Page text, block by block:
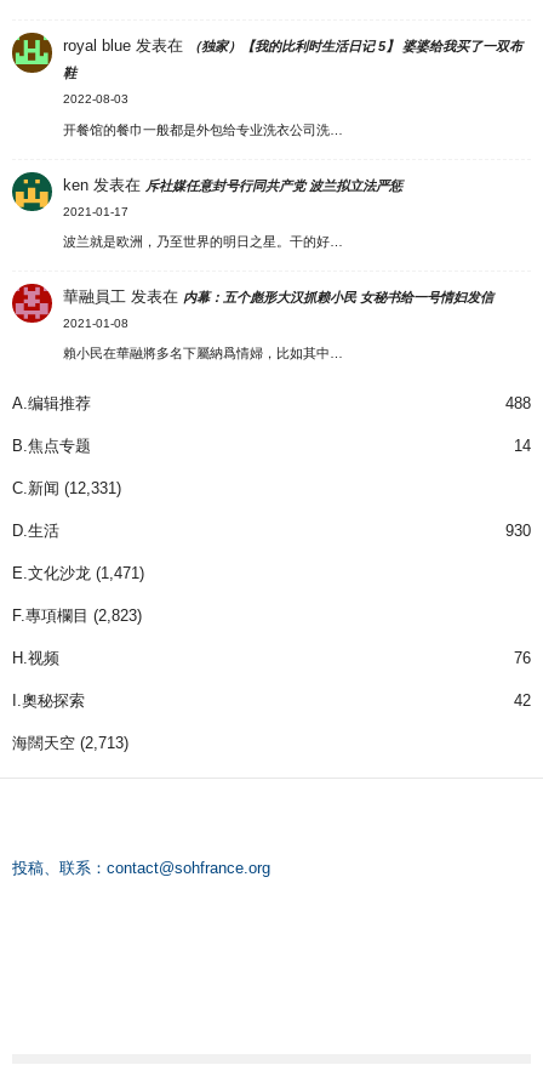
royal blue 发表在
（独家）【我的比利时生活日记 5】 婆婆给我买了一双布
鞋
2022-08-03
开餐馆的餐巾一般都是外包给专业洗衣公司洗…
ken 发表在 斥社媒任意封号行同共产党 波兰拟立法严惩
2021-01-17
波兰就是欧洲，乃至世界的明日之星。干的好…
華融員工 发表在 内幕：五个彪形大汉抓赖小民 女秘书给一号情妇发信
2021-01-08
賴小民在華融將多名下屬納爲情婦，比如其中…
A.编辑推荐 488
B.焦点专题 14
C.新闻 (12,331)
D.生活 930
E.文化沙龙 (1,471)
F.專項欄目 (2,823)
H.视频 76
I.奧秘探索 42
海闊天空 (2,713)
投稿、联系： contact@sohfrance.org